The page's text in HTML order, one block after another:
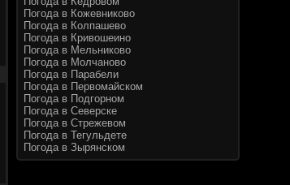
Погода в Кожевниково
Погода в Колпашево
Погода в Кривошеино
Погода в Мельниково
Погода в Молчаново
Погода в Парабели
Погода в Первомайском
Погода в Подгорном
Погода в Северске
Погода в Стрежевом
Погода в Тегульдете
Погода в Зырянском